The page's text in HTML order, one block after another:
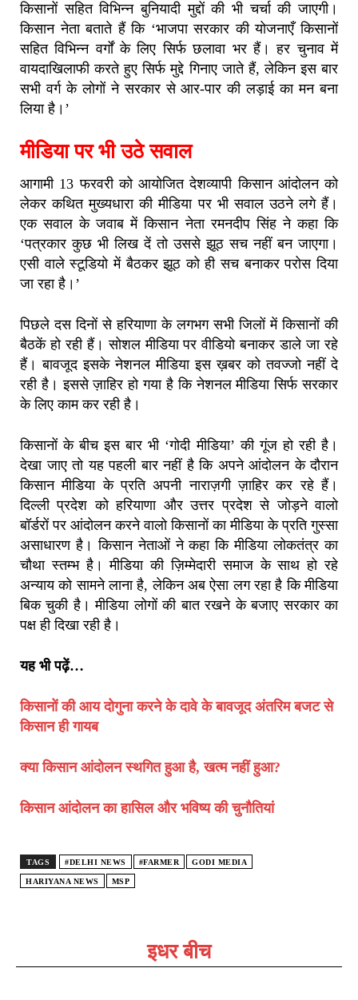
इधर बीच
किसानों सहित विभिन्न बुनियादी मुद्दों की भी चर्चा की जाएगी।
किसान नेता बताते हैं कि ‘भाजपा सरकार की योजनाएँ किसानों
सहित विभिन्न वर्गों के लिए सिर्फ छलावा भर हैं। हर चुनाव में
वायदाखिलाफी करते हुए सिर्फ मुद्दे गिनाए जाते हैं, लेकिन इस बार
सभी वर्ग के लोगों ने सरकार से आर-पार की लड़ाई का मन बना
लिया है।’
मीडिया पर भी उठे सवाल
आगामी 13 फरवरी को आयोजित देशव्यापी किसान आंदोलन को
लेकर कथित मुख्यधारा की मीडिया पर भी सवाल उठने लगे हैं।
एक सवाल के जवाब में किसान नेता रमनदीप सिंह ने कहा कि
‘पत्रकार कुछ भी लिख दें तो उससे झूठ सच नहीं बन जाएगा।
एसी वाले स्टूडियो में बैठकर झूठ को ही सच बनाकर परोस दिया
जा रहा है।’
पिछले दस दिनों से हरियाणा के लगभग सभी जिलों में किसानों की
बैठकें हो रही हैं। सोशल मीडिया पर वीडियो बनाकर डाले जा रहे
हैं। बावजूद इसके नेशनल मीडिया इस ख़बर को तवज्जो नहीं दे
रही है। इससे ज़ाहिर हो गया है कि नेशनल मीडिया सिर्फ सरकार
के लिए काम कर रही है।
किसानों के बीच इस बार भी ‘गोदी मीडिया’ की गूंज हो रही है।
देखा जाए तो यह पहली बार नहीं है कि अपने आंदोलन के दौरान
किसान मीडिया के प्रति अपनी नाराज़गी ज़ाहिर कर रहे हैं।
दिल्ली प्रदेश को हरियाणा और उत्तर प्रदेश से जोड़ने वालो
बॉर्डरों पर आंदोलन करने वालो किसानों का मीडिया के प्रति गुस्सा
असाधारण है। किसान नेताओं ने कहा कि मीडिया लोकतंत्र का
चौथा स्तम्भ है। मीडिया की ज़िम्मेदारी समाज के साथ हो रहे
अन्याय को सामने लाना है, लेकिन अब ऐसा लग रहा है कि मीडिया
बिक चुकी है। मीडिया लोगों की बात रखने के बजाए सरकार का
पक्ष ही दिखा रही है।
यह भी पढ़ें…
किसानों की आय दोगुना करने के दावे के बावजूद अंतरिम बजट से
किसान ही गायब
क्या किसान आंदोलन स्थगित हुआ है, खत्म नहीं हुआ?
किसान आंदोलन का हासिल और भविष्य की चुनौतियां
TAGS #DELHI NEWS #FARMER GODI MEDIA
HARIYANA NEWS MSP